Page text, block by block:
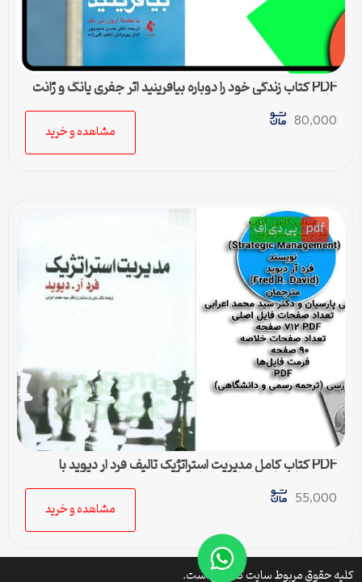
PDF کتاب زندگی خود را دوباره بیافرینید اثر جفری یانگ و ژانت
کلوسکو
80,000
مشاهده و خرید
pdf پی دی اف
PDF کتاب کامل مدیریت استراتژیک تالیف فرد ار دیوید با
ترجمه پارسیان و اعرابی + خلاصه
55,000
مشاهده و خرید
کلیه حقوق مربوط سایت کتافایل است.